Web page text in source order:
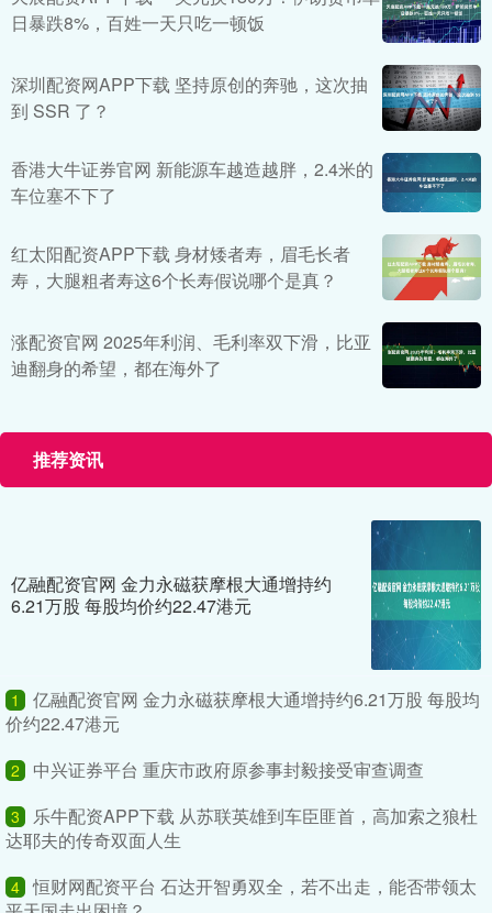
日暴跌8%，百姓一天只吃一顿饭
深圳配资网APP下载 坚持原创的奔驰，这次抽
到 SSR 了？
香港大牛证券官网 新能源车越造越胖，2.4米的
车位塞不下了
红太阳配资APP下载 身材矮者寿，眉毛长者
寿，大腿粗者寿这6个长寿假说哪个是真？
涨配资官网 2025年利润、毛利率双下滑，比亚
迪翻身的希望，都在海外了
推荐资讯
亿融配资官网 金力永磁获摩根大通增持约
6.21万股 每股均价约22.47港元
1
亿融配资官网 金力永磁获摩根大通增持约6.21万股 每股均
价约22.47港元
2 中兴证券平台 重庆市政府原参事封毅接受审查调查
3
乐牛配资APP下载 从苏联英雄到车臣匪首，高加索之狼杜
达耶夫的传奇双面人生
4 恒财网配资平台 石达开智勇双全，若不出走，能否带领太